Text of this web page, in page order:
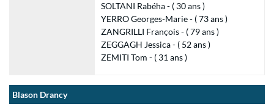
SOLTANI Rabéha - ( 30 ans )
YERRO Georges-Marie - ( 73 ans )
ZANGRILLI François - ( 79 ans )
ZEGGAGH Jessica - ( 52 ans )
ZEMITI Tom - ( 31 ans )
Blason Drancy